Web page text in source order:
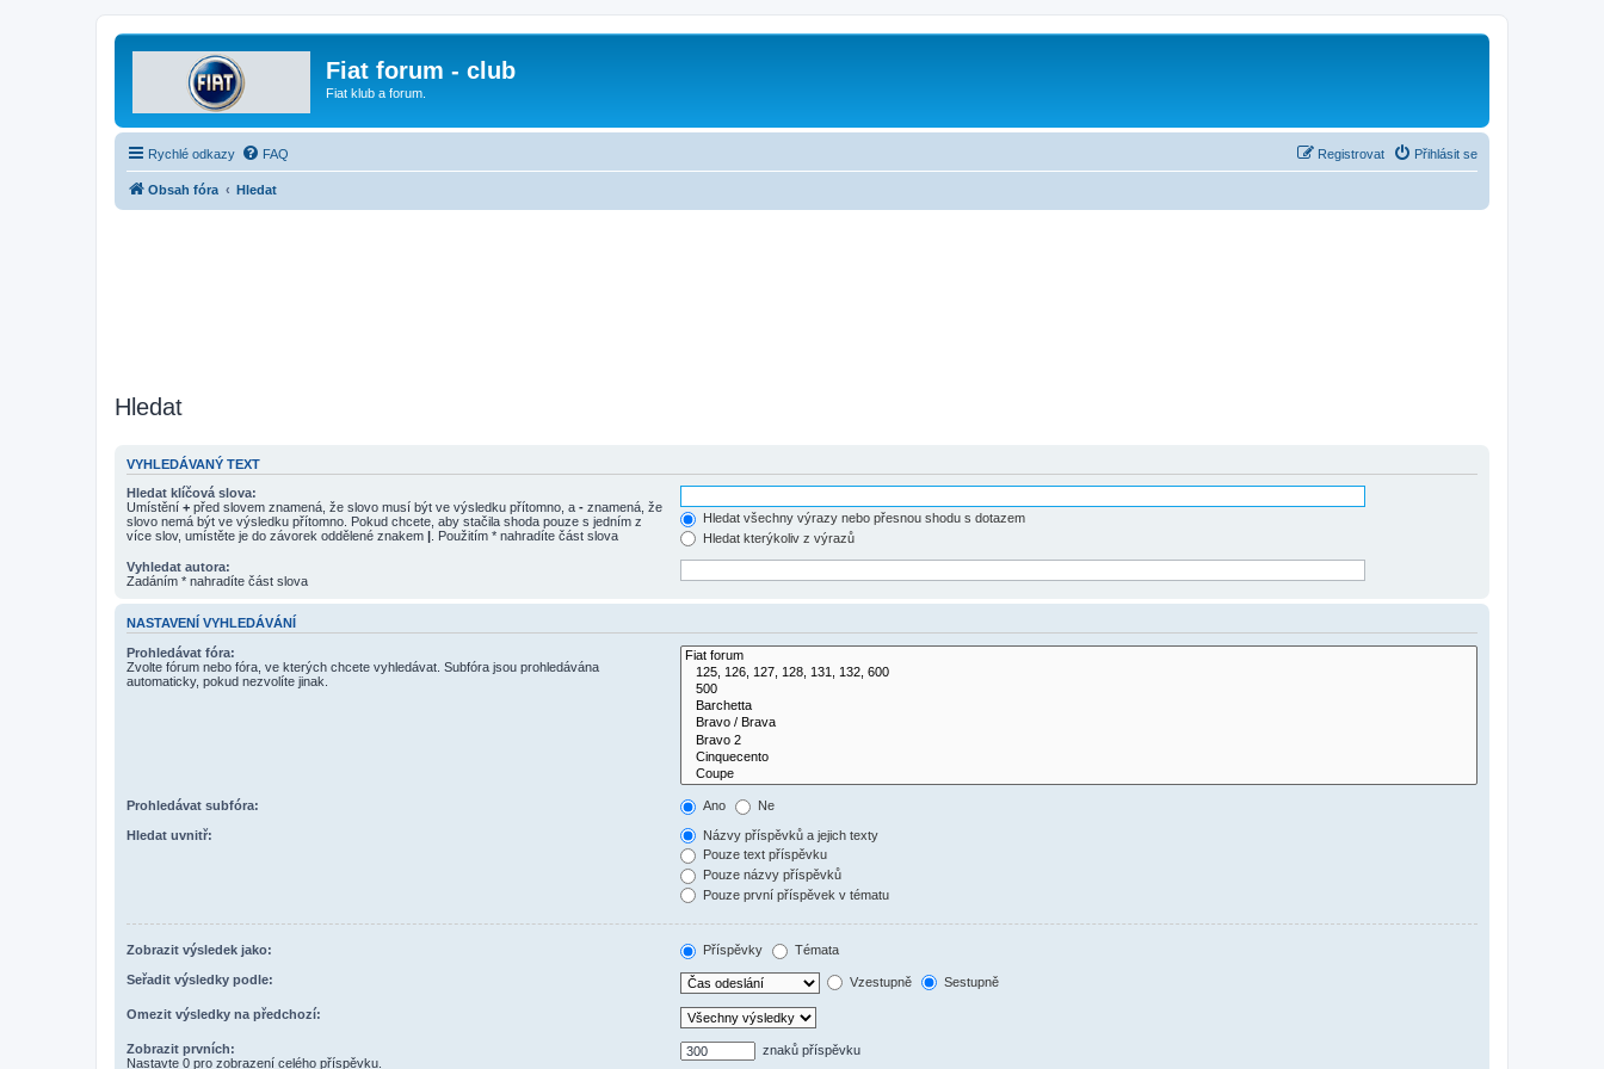
Fiat forum - club
Fiat klub a forum.
Rychlé odkazy FAQ Přihlásit se
Registrovat
Obsah fóra Hledat
Hledat
VYHLEDÁVANÝ TEXT
Hledat klíčová slova:
Umístění + před slovem znamená, že slovo musí být ve výsledku přítomno, a - znamená, že
slovo nemá být ve výsledku přítomno. Pokud chcete, aby stačila shoda pouze s jedním z
více slov, umístěte je do závorek oddělené znakem | . Použitím * nahradíte část slova
Hledat všechny výrazy nebo přesnou shodu s dotazem
Hledat kterýkoliv z výrazů
Vyhledat autora:
Zadáním * nahradíte část slova
NASTAVENÍ VYHLEDÁVÁNÍ
Prohledávat fóra:
Zvolte fórum nebo fóra, ve kterých chcete vyhledávat. Subfóra jsou prohledávána
automaticky, pokud nezvolíte jinak.
Prohledávat subfóra: Ano Ne
Hledat uvnitř:
Názvy příspěvků a jejich texty
Pouze text příspěvku
Pouze názvy příspěvků
Pouze první příspěvek v tématu
Zobrazit výsledek jako: Příspěvky Témata
Seřadit výsledky podle: Vzestupně Sestupně
Omezit výsledky na předchozí:
Zobrazit prvních:
Nastavte 0 pro zobrazení celého příspěvku.
znaků příspěvku